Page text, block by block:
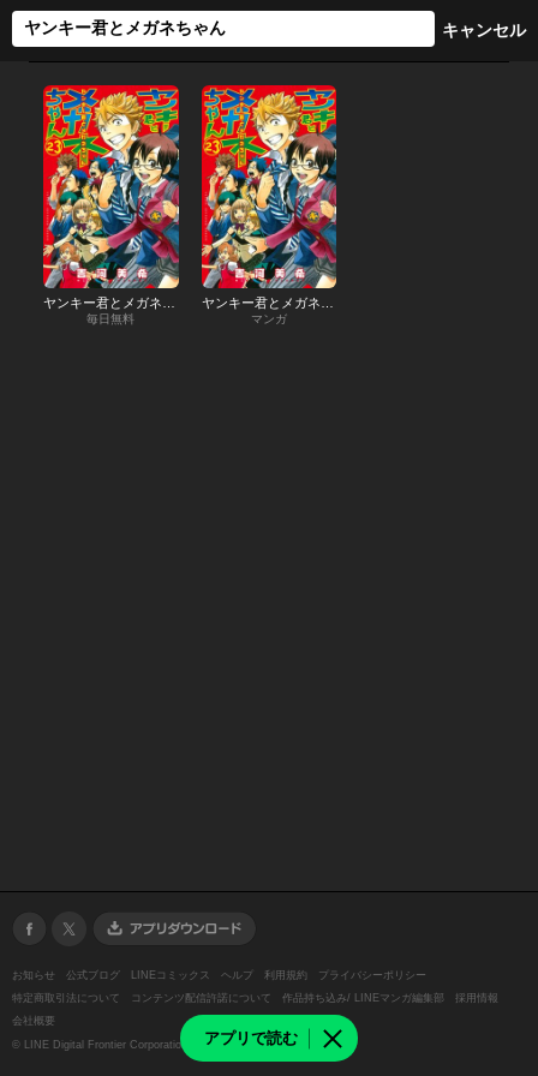
アプリで読む
ヤンキー君とメガネちゃん
毎日無料
ヤンキー君とメガネちゃん
マンガ
お知らせ 公式ブログ LINEコミックス ヘルプ 利用規約
プライバシーポリシー
特定商取引法について
コンテンツ配信許諾について 作品持ち込み/ LINEマンガ編集部
採用情報
会社概要
© LINE Digital Frontier Corporation